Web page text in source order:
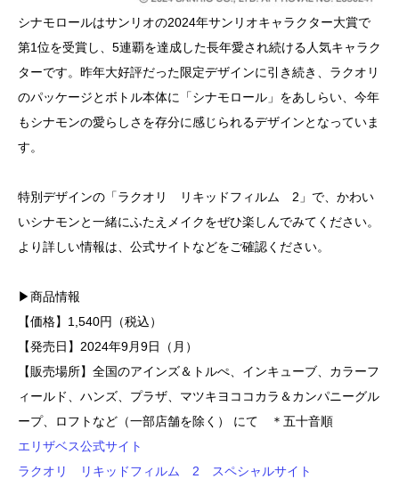
シナモロールはサンリオの2024年サンリオキャラクター大賞で
第1位を受賞し、5連覇を達成した長年愛され続ける人気キャラク
ターです。昨年大好評だった限定デザインに引き続き、ラクオリ
のパッケージとボトル本体に「シナモロール」をあしらい、今年
もシナモンの愛らしさを存分に感じられるデザインとなっていま
す。
特別デザインの「ラクオリ リキッドフィルム 2」で、かわい
いシナモンと一緒にふたえメイクをぜひ楽しんでみてください。
より詳しい情報は、公式サイトなどをご確認ください。
▶商品情報
【価格】1,540円（税込）
【発売日】2024年9月9日（月）
【販売場所】全国のアインズ＆トルぺ、インキューブ、カラーフ
ィールド、ハンズ、プラザ、マツキヨココカラ＆カンパニーグル
ープ、ロフトなど（一部店舗を除く） にて ＊五十音順
エリザベス公式サイト
ラクオリ リキッドフィルム 2 スペシャルサイト